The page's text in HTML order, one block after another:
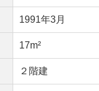
1991年3月
17m²
２階建